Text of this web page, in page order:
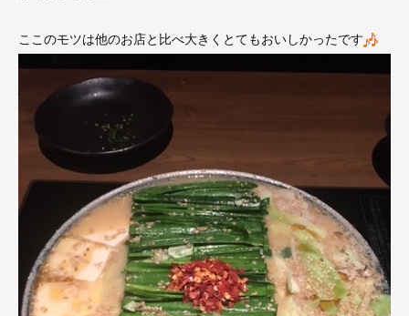
ここのモツは他のお店と比べ大きくとてもおいしかったです